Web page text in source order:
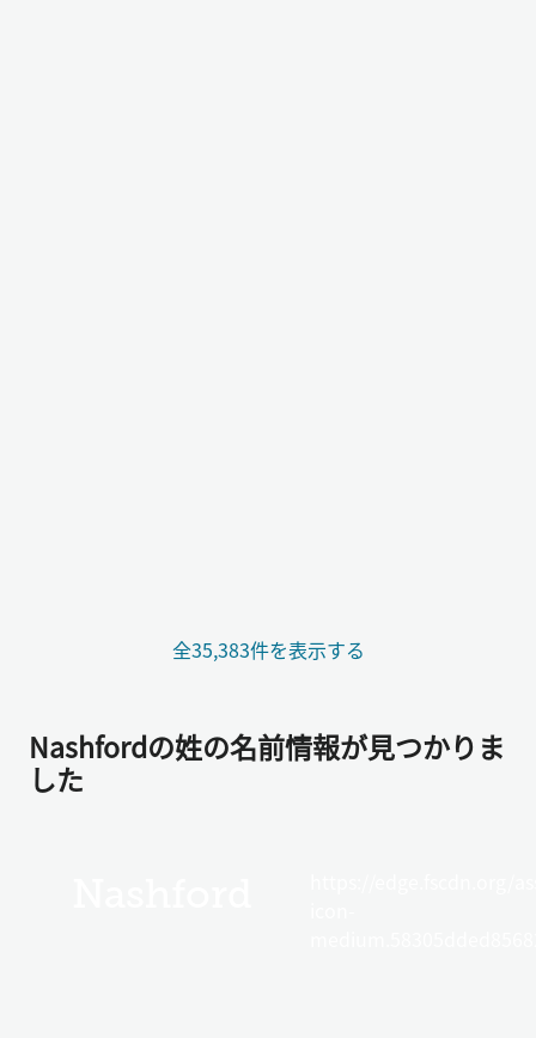
全35,383件を表示する
Nashfordの姓の名前情報が見つかりま
した